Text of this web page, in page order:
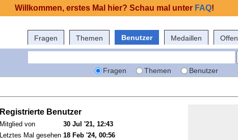
Fragen Themen Benutzer Medaillen Offen
Fragen Themen Benutzer
Registrierte Benutzer
Mitglied von
30 Jul '21, 12:43
Letztes Mal gesehen 18 Feb '24, 00:56
Willkommen, erstes Mal hier? Schau mal unter FAQ!